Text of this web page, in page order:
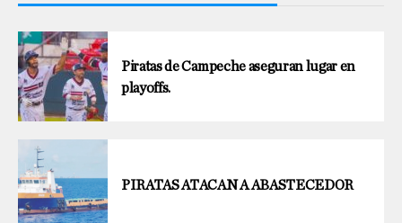
Piratas de Campeche aseguran lugar en
playoffs.
PIRATAS ATACAN A ABASTECEDOR